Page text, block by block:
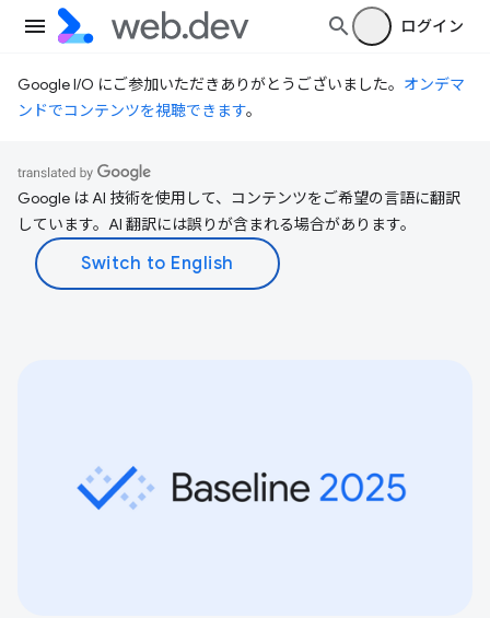
ログイン
Google I/O にご参加いただきありがとうございました。 オンデマ
ンドでコンテンツを視聴できます。
Google は AI 技術を使用して、コンテンツをご希望の言語に翻訳
しています。AI 翻訳には誤りが含まれる場合があります。